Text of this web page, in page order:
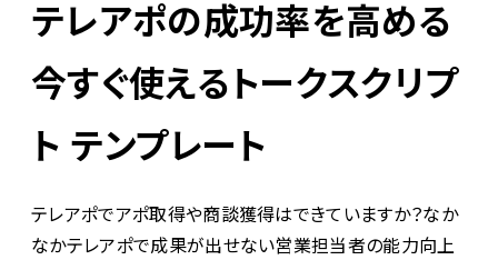
テレアポの成功率を高める
今すぐ使えるトークスクリプ
ト テンプレート
テレアポでアポ取得や商談獲得はできていますか？なか
なかテレアポで成果が出せない営業担当者の能力向上